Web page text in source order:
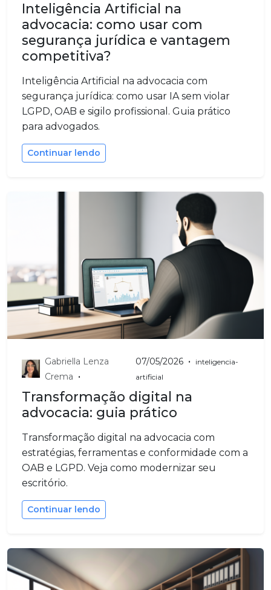
Inteligência Artificial na
advocacia: como usar com
segurança jurídica e vantagem
competitiva?
Inteligência Artificial na advocacia com
segurança jurídica: como usar IA sem violar
LGPD, OAB e sigilo profissional. Guia prático
para advogados.
Continuar lendo
Gabriella Lenza
Crema •
07/05/2026 •
inteligencia-
artificial
Transformação digital na
advocacia: guia prático
Transformação digital na advocacia com
estratégias, ferramentas e conformidade com a
OAB e LGPD. Veja como modernizar seu
escritório.
Continuar lendo